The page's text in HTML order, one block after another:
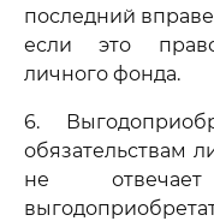
последний
если это
личного фонда.
6.
обязательствам
не